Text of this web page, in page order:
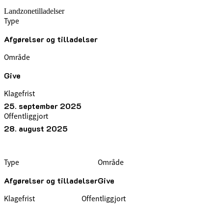
Landzonetilladelser
Type
Afgørelser og tilladelser
Område
Give
Klagefrist
25. september 2025
Offentliggjort
28. august 2025
Type
Afgørelser og tilladelser
Område
Give
Klagefrist Offentliggjort